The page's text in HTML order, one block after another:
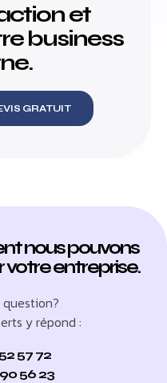
et
business
GRATUIT
nous pouvons
votre entreprise.
y répond :
57 72
56 23